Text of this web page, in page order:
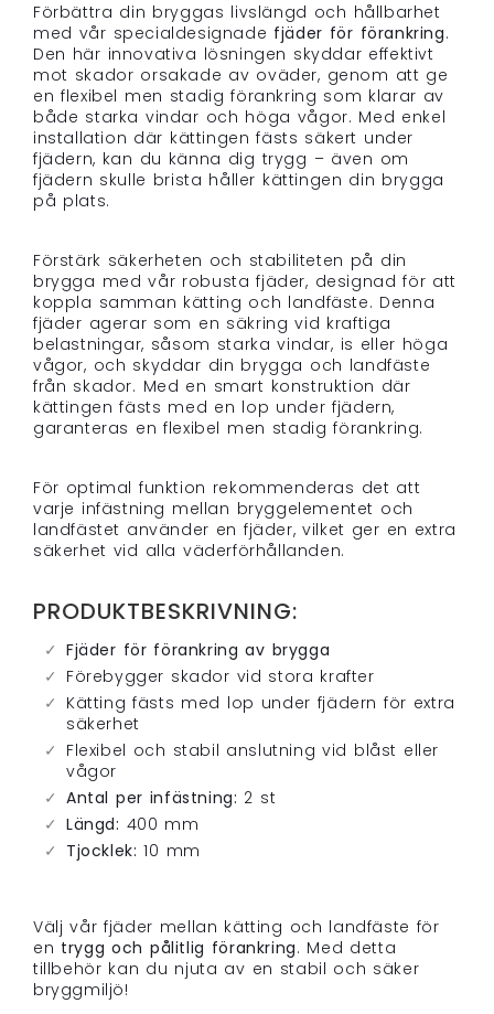
Förbättra din bryggas livslängd och hållbarhet
med vår specialdesignade fjäder för förankring.
Den här innovativa lösningen skyddar effektivt
mot skador orsakade av oväder, genom att ge
en flexibel men stadig förankring som klarar av
både starka vindar och höga vågor. Med enkel
installation där kättingen fästs säkert under
fjädern, kan du känna dig trygg – även om
fjädern skulle brista håller kättingen din brygga
på plats.
Förstärk säkerheten och stabiliteten på din
brygga med vår robusta fjäder, designad för att
koppla samman kätting och landfäste. Denna
fjäder agerar som en säkring vid kraftiga
belastningar, såsom starka vindar, is eller höga
vågor, och skyddar din brygga och landfäste
från skador. Med en smart konstruktion där
kättingen fästs med en lop under fjädern,
garanteras en flexibel men stadig förankring.
För optimal funktion rekommenderas det att
varje infästning mellan bryggelementet och
landfästet använder en fjäder, vilket ger en extra
säkerhet vid alla väderförhållanden.
PRODUKTBESKRIVNING:
Fjäder för förankring av brygga
Förebygger skador vid stora krafter
Kätting fästs med lop under fjädern för extra
säkerhet
Flexibel och stabil anslutning vid blåst eller
vågor
Antal per infästning: 2 st
Längd: 400 mm
Tjocklek: 10 mm
Välj vår fjäder mellan kätting och landfäste för
en trygg och pålitlig förankring. Med detta
tillbehör kan du njuta av en stabil och säker
bryggmiljö!